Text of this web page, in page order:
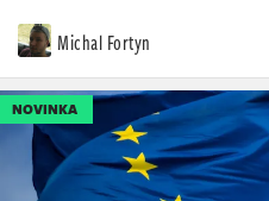
Michal Fortyn
NOVINKA